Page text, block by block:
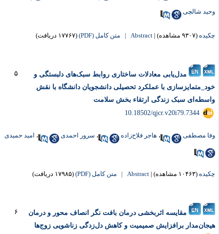
شالچی
(۹۳۰۷ مشاهده) |
Abstract | متن کامل (PDF) (۱۷۷۶۷ دریافت)
مدل‌یابی معادلات ساختاری روابط سبک‌های دلبستگی و
با عملکرد تحصیلی دانشجویان دانشگاه با نقش
سبک زندگی ارتقاء بخش سلامت
‎ 10.18502/qjcr.v20i79.7344
مصطفی ،هاجر فلاح‌زاده ،سرور احمدی ،امید حمیدی
(۱۰۴۶۳ مشاهده) |
Abstract | متن کامل (PDF) (۱۷۹۸۵ دریافت)
مقایسه اثربخشی درمان بافت نگر انصاف محور و درمان
برافزایش صمیمیت و کاهش دل‌زدگی زناشویی زوج‌ها